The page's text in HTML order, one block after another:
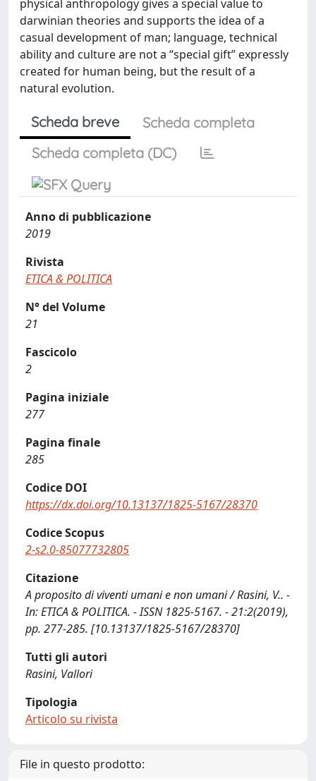
physical anthropology gives a special value to
darwinian theories and supports the idea of a
casual development of man; language, technical
ability and culture are not a “special gift” expressly
created for human being, but the result of a
natural evolution.
Scheda breve
Scheda completa
Scheda completa (DC)
Anno di pubblicazione
2019
Rivista
ETICA & POLITICA
N° del Volume
21
Fascicolo
2
Pagina iniziale
277
Pagina finale
285
Codice DOI
https://dx.doi.org/10.13137/1825-5167/28370
Codice Scopus
2-s2.0-85077732805
Citazione
A proposito di viventi umani e non umani / Rasini, V.. -
In: ETICA & POLITICA. - ISSN 1825-5167. - 21:2(2019),
pp. 277-285. [10.13137/1825-5167/28370]
Tutti gli autori
Rasini, Vallori
Tipologia
Articolo su rivista
File in questo prodotto: